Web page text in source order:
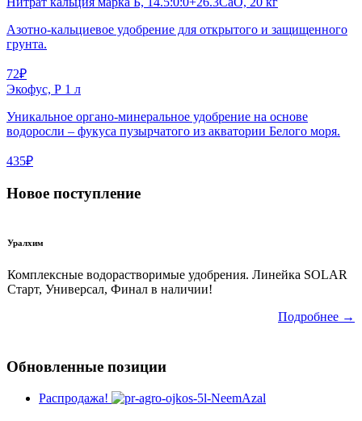
Азотно-кальциевое удобрение для открытого и защищенного
грунта.
72₽
Экофус, Р 1 л
Уникальное органо-минеральное удобрение на основе
водоросли – фукуса пузырчатого из акватории Белого моря.
435₽
Новое поступление
Уралхим
Комплексные водорастворимые удобрения. Линейка SOLAR
Старт, Универсал, Финал в наличии!
Подробнее →
Обновленные позиции
Распродажа!